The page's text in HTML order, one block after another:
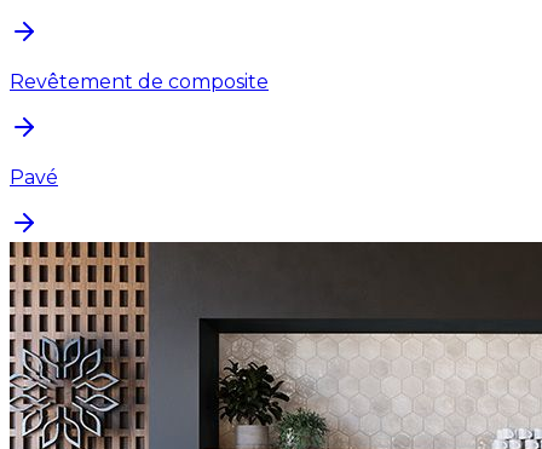
Revêtement de composite
Pavé